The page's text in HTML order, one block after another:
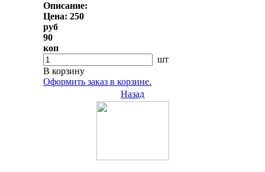
Описание:
Цена: 250
руб
90
коп
шт
В корзину
Оформить заказ в корзине.
Назад